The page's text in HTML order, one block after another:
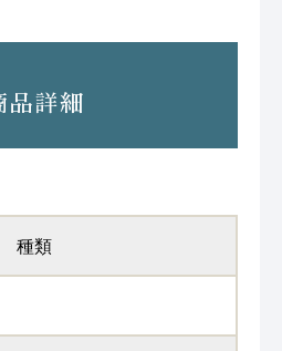
品詳細
種類